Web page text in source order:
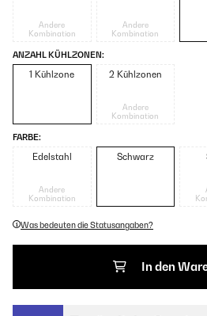
Andere
Kombination
Andere
Kombination
ANZAHL KÜHLZONEN:
1 Kühlzone 2 Kühlzonen
Andere
Kombination
FARBE:
Edelstahl
Andere
Kombination
Schwarz
Was bedeuten die Statusangaben?
In den